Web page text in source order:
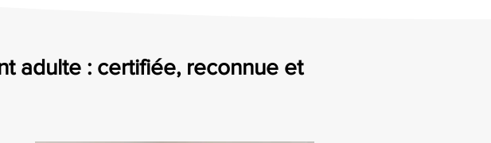
adulte : certifiée, reconnue et